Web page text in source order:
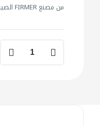
من مصنع FIRMER الصيني
كمية
مغسلة
معلقة